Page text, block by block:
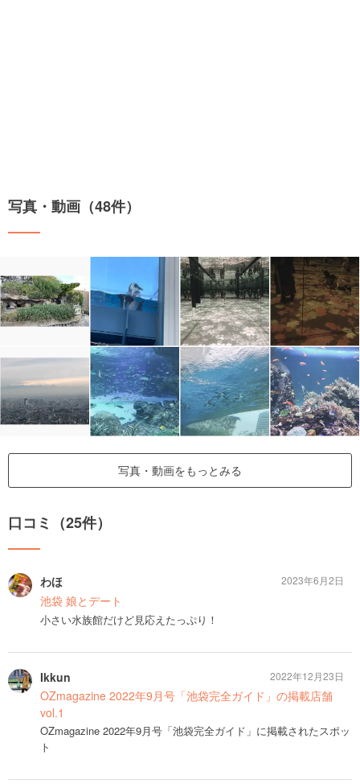
写真・動画（48件）
写真・動画をもっとみる
口コミ（25件）
わほ
池袋 娘とデート
小さい水族館だけど見応えたっぷり！
2023年6月2日
Ikkun
OZmagazine 2022年9月号「池袋完全ガイド」の掲載店舗
vol.1
OZmagazine 2022年9月号「池袋完全ガイド」に掲載されたスポッ
ト
2022年12月23日